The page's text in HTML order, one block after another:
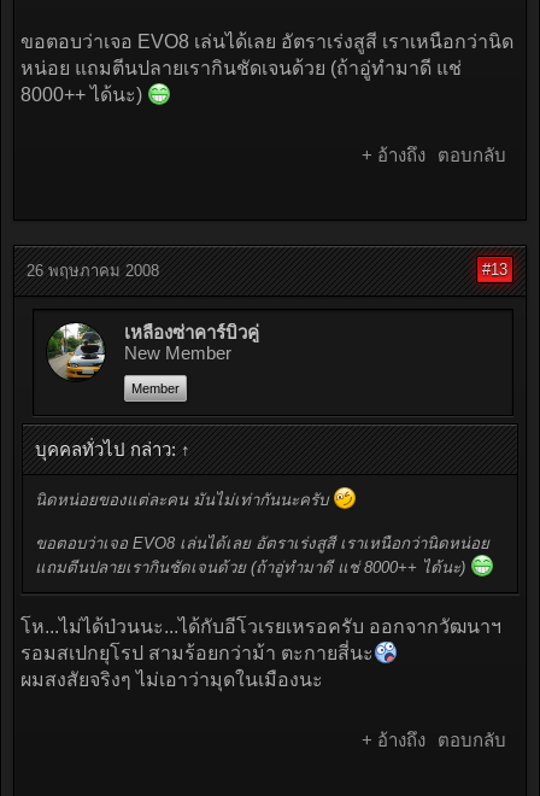
ขอตอบว่าเจอ EVO8 เล่นได้เลย อัตราเร่งสูสี เราเหนือกว่านิด
หน่อย แถมตีนปลายเรากินชัดเจนด้วย (ถ้าอู่ทำมาดี แช่
8000++ ได้นะ)
+ อ้างถึง ตอบกลับ
26 พฤษภาคม 2008 #13
เหลืองซ่าคาร์บิวคู่
New Member
Member
บุคคลทั่วไป กล่าว: ↑
นิดหน่อยของแต่ละคน มันไม่เท่ากันนะครับ
ขอตอบว่าเจอ EVO8 เล่นได้เลย อัตราเร่งสูสี เราเหนือกว่านิดหน่อย
แถมตีนปลายเรากินชัดเจนด้วย (ถ้าอู่ทำมาดี แช่ 8000++ ได้นะ)
โห...ไม่ได้ป่วนนะ...ได้กับอีโวเรยเหรอครับ ออกจากวัฒนาฯ
รอมสเปกยุโรป สามร้อยกว่าม้า ตะกายสี่นะ
ผมสงสัยจริงๆ ไม่เอาว่ามุดในเมืองนะ
+ อ้างถึง ตอบกลับ